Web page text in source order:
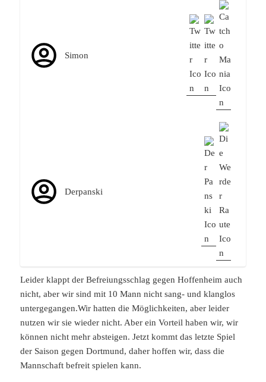
Simon
Derpanski
Leider klappt der Befreiungsschlag gegen Hoffenheim auch
nicht, aber wir sind mit 10 Mann nicht sang- und klanglos
untergegangen.Wir hatten die Möglichkeiten, aber leider
nutzen wir sie wieder nicht. Aber ein Vorteil haben wir, wir
können nicht mehr absteigen. Jetzt kommt das letzte Spiel
der Saison gegen Dortmund, daher hoffen wir, dass die
Mannschaft befreit spielen kann.